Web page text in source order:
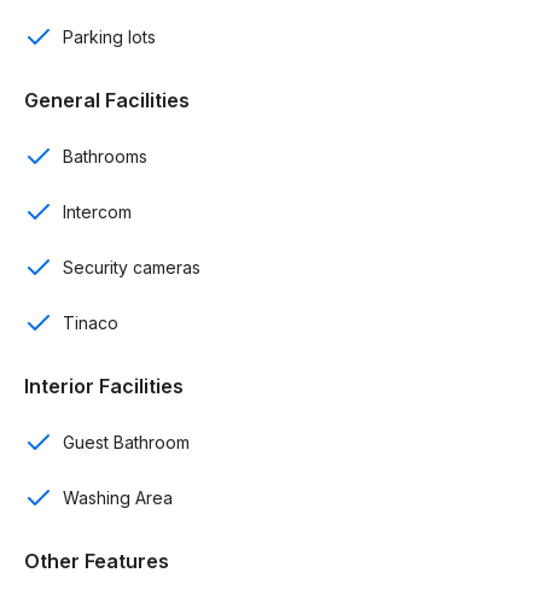
Baño de visitas
Cocina
Comedor
Área de lavado
Seguridad 24/7
Parking lots
General Facilities
Bathrooms
Intercom
Security cameras
Tinaco
Interior Facilities
Guest Bathroom
Washing Area
Other Features